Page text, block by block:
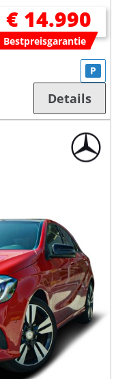
€ 14.990
Bestpreisgarantie
P
Details